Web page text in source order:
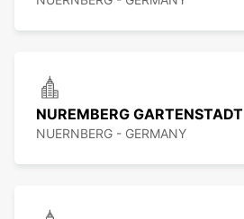
NUREMBERG GARTENSTADT
NUERNBERG - GERMANY